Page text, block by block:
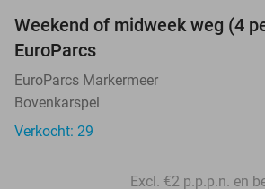
Weekend of midweek weg (4
EuroParcs
EuroParcs Markermeer
Bovenkarspel
Verkocht: 29
Excl. €2 p.p.p.n. en